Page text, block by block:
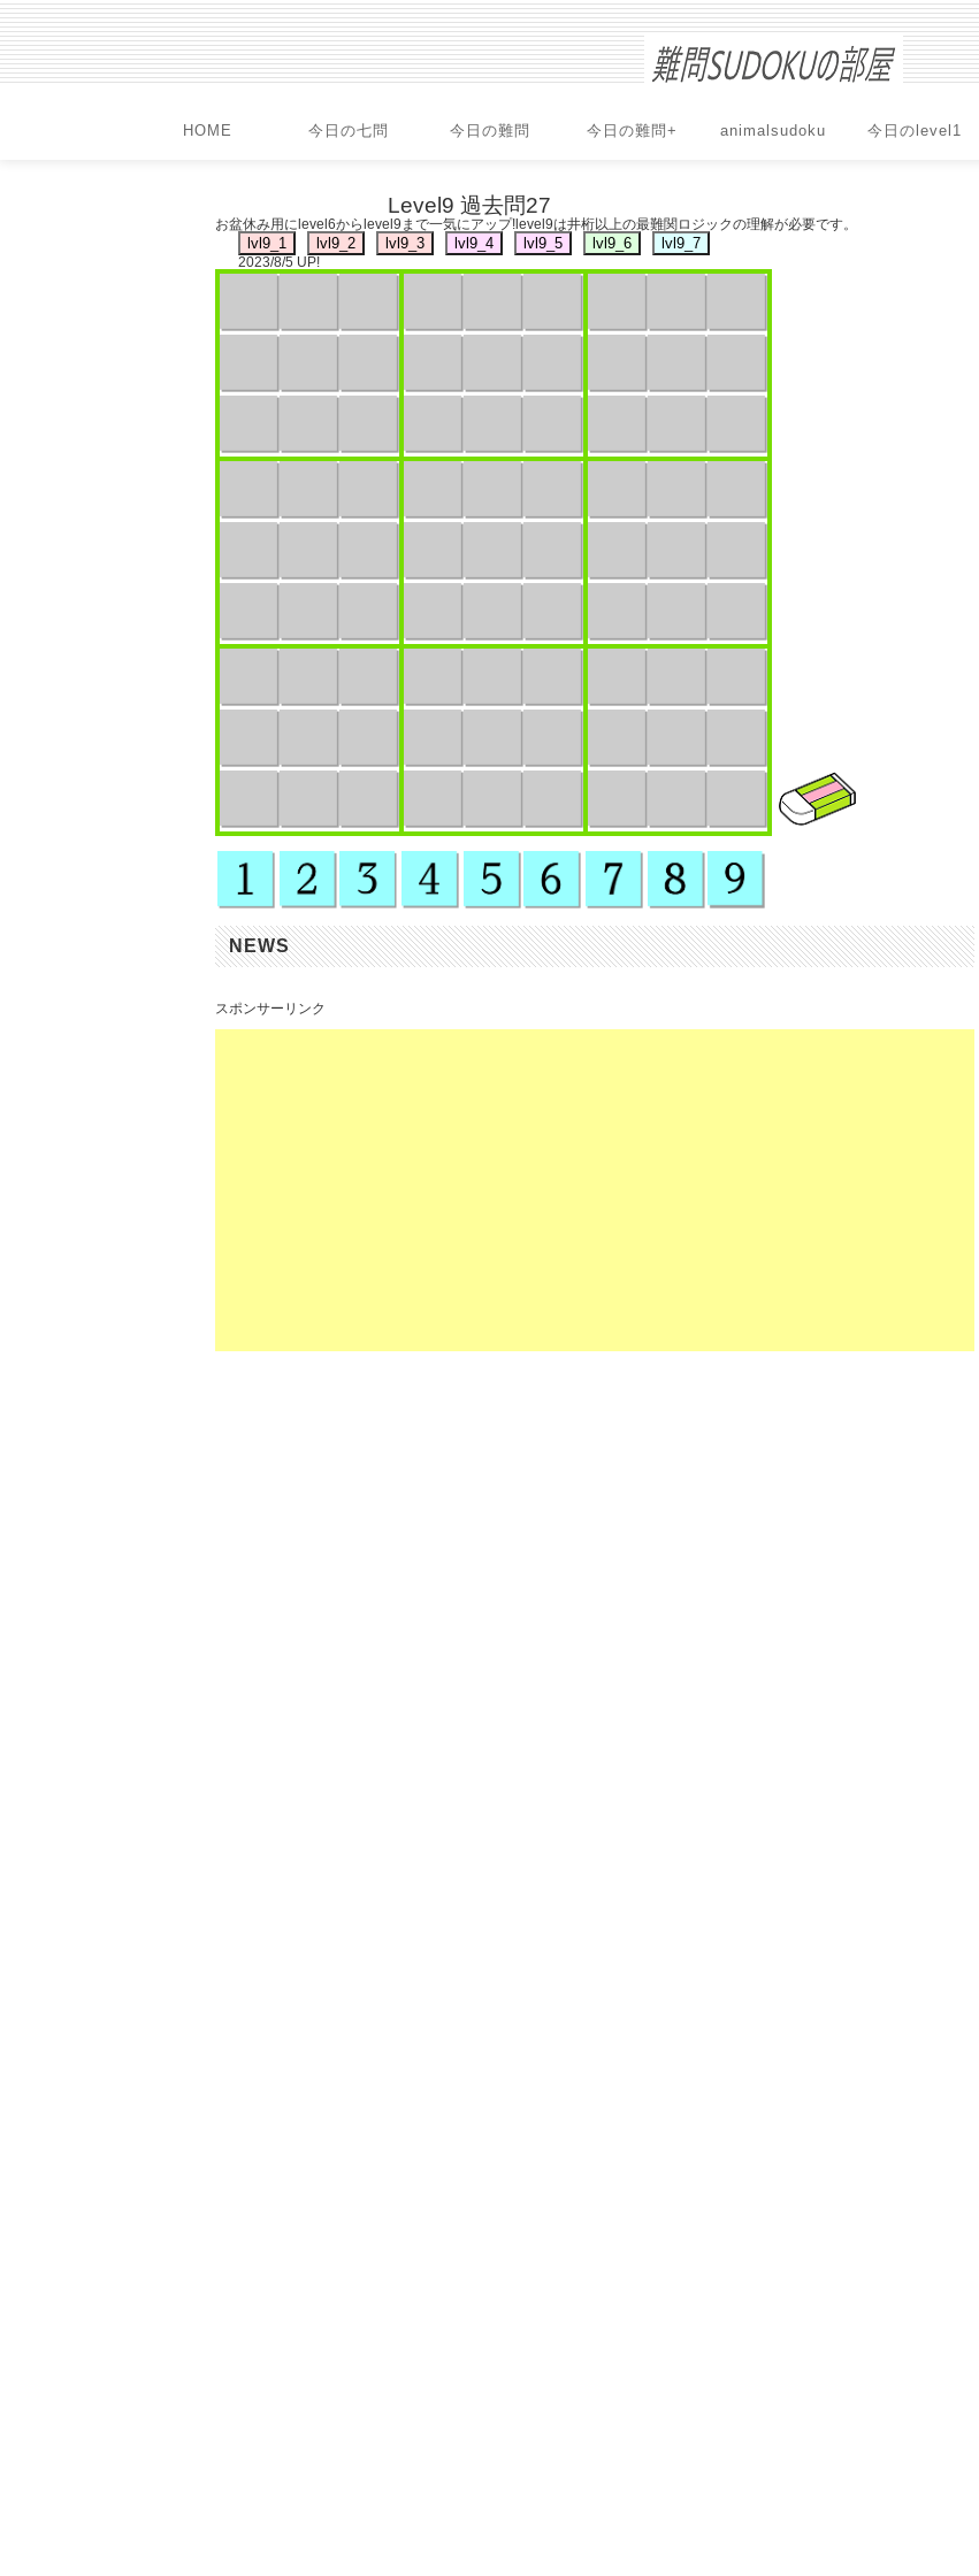
HOME 今日の七問 今日の難問 今日の難問+ animalsudoku 今日のlevel1
Level9 過去問27
お盆休み用にlevel6からlevel9まで一気にアップ!level9は井桁以上の最難関ロジックの理解が必要です。
2023/8/5 UP!
NEWS
スポンサーリンク